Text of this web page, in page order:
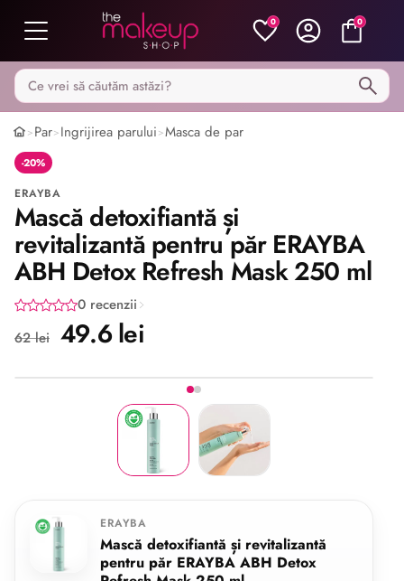
0 0
Caută pe MakeupShop
>Par>Ingrijirea parului>Masca de par
-20%
ERAYBA
Mască detoxifiantă și
revitalizantă pentru păr ERAYBA
ABH Detox Refresh Mask 250 ml
0 recenzii
62 lei 49.6 lei
Imaginea 1 din 2
ERAYBA
Mască detoxifiantă și revitalizantă
pentru păr ERAYBA ABH Detox